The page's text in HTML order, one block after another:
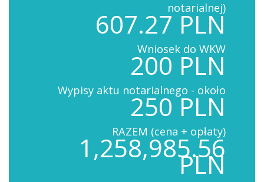
notarialnej)
607.27 PLN
Wniosek do WKW
200 PLN
Wypisy aktu notarialnego - około
250 PLN
RAZEM (cena + opłaty)
1,258,985.56
PLN